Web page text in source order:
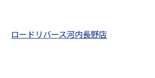
ロードリバース河内長野店